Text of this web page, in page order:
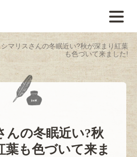
シマリスさんの冬眠近い?秋が深まり紅葉
も色づいて来ました!
んの冬眠近い?秋
葉も色づいて来ま